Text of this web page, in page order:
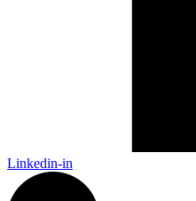
Linkedin-in